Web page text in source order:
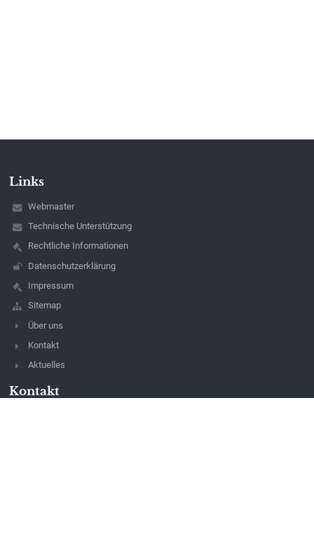
Links
Webmaster
Technische Unterstützung
Rechtliche Informationen
Datenschutzerklärung
Impressum
Sitemap
Über uns
Kontakt
Aktuelles
Kontakt